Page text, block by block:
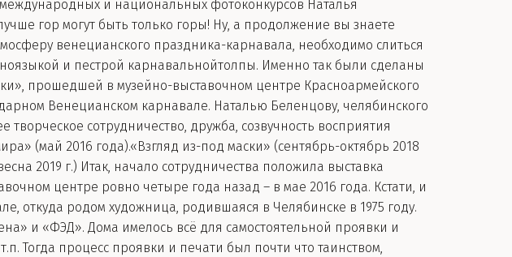
и национальных фотоконкурсов Наталья
гор могут быть только горы! Ну, а продолжение вы знаете
венецианского праздника-карнавала, необходимо слиться
и пестрой карнавальнойтолпы. Именно так были сделаны
прошедшей в музейно-выставочном центре Красноармейского
Венецианском карнавале. Наталью Беленцову, челябинского
сотрудничество, дружба, созвучность восприятия
(май 2016 года).«Взгляд из-под маски» (сентябрь-октябрь 2018
2019 г.) Итак, начало сотрудничества положила выставка
центре ровно четыре года назад – в мае 2016 года. Кстати, и
откуда родом художница, родившаяся в Челябинске в 1975 году.
и «ФЭД». Дома имелось всё для самостоятельной проявки и
Тогда процесс проявки и печати был почти что таинством,